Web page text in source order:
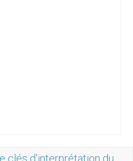
clés d'interprétation du